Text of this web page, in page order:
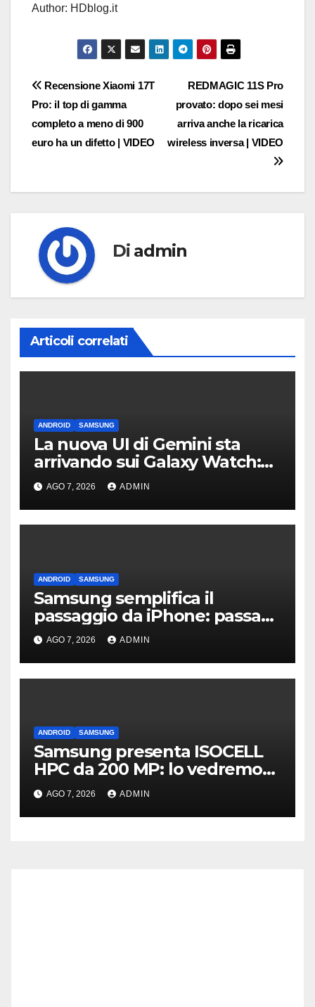
Author: HDblog.it
Navigazione
articoli
REDMAGIC 11S Pro
provato: dopo sei mesi
arriva anche la ricarica
wireless inversa | VIDEO
Recensione Xiaomi 17T
Pro: il top di gamma
completo a meno di 900
euro ha un difetto | VIDEO
Di admin
Articoli correlati
ANDROID SAMSUNG
La nuova UI di Gemini sta
arrivando sui Galaxy Watch:
primi avvistamenti
AGO 7, 2026 ADMIN
ANDROID SAMSUNG
Samsung semplifica il
passaggio da iPhone: passa
WhatsApp e c’è l’assistenza
AGO 7, 2026 ADMIN
ANDROID SAMSUNG
Samsung presenta ISOCELL
HPC da 200 MP: lo vedremo
sui Galaxy S27?
AGO 7, 2026 ADMIN